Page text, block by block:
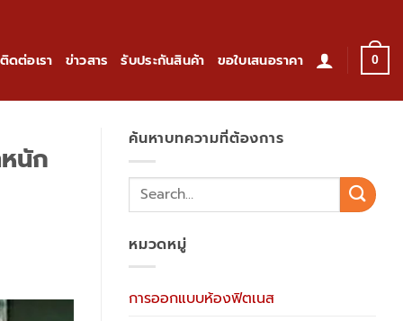
ติดต่อเรา ข่าวสาร รับประกันสินค้า ขอใบเสนอราคา 0
นัก
ค้นหาบทความที่ต้องการ
หมวดหมู่
การออกแบบห้องฟิตเนส